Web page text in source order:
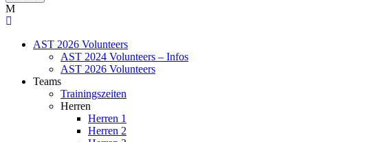
AST 2026 Volunteers
AST 2024 Volunteers – Infos
AST 2026 Volunteers
Teams
Trainingszeiten
Herren
Herren 1
Herren 2